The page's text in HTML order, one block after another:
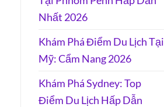
Nhất 2026
Khám Phá Điểm Du Lịch Tại
Mỹ: Cẩm Nang 2026
Khám Phá Sydney: Top
Điểm Du Lịch Hấp Dẫn